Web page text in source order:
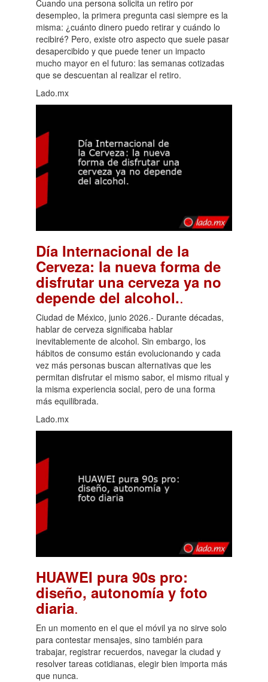
Cuando una persona solicita un retiro por
desempleo, la primera pregunta casi siempre es la
misma: ¿cuánto dinero puedo retirar y cuándo lo
recibiré? Pero, existe otro aspecto que suele pasar
desapercibido y que puede tener un impacto
mucho mayor en el futuro: las semanas cotizadas
que se descuentan al realizar el retiro.
Lado.mx
Día Internacional de la
Cerveza: la nueva forma de
disfrutar una cerveza ya no
depende del alcohol..
Ciudad de México, junio 2026.- Durante décadas,
hablar de cerveza significaba hablar
inevitablemente de alcohol. Sin embargo, los
hábitos de consumo están evolucionando y cada
vez más personas buscan alternativas que les
permitan disfrutar el mismo sabor, el mismo ritual y
la misma experiencia social, pero de una forma
más equilibrada.
Lado.mx
HUAWEI pura 90s pro:
diseño, autonomía y foto
diaria.
En un momento en el que el móvil ya no sirve solo
para contestar mensajes, sino también para
trabajar, registrar recuerdos, navegar la ciudad y
resolver tareas cotidianas, elegir bien importa más
que nunca.